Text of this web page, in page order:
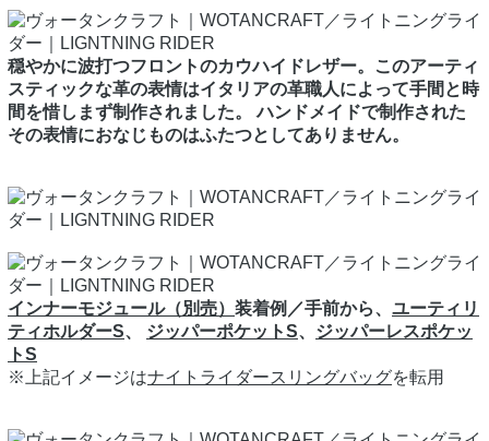
穏やかに波打つフロントのカウハイドレザー。このアーティ
スティックな革の表情はイタリアの革職人によって手間と時
間を惜しまず制作されました。 ハンドメイドで制作された
その表情におなじものはふたつとしてありません。
インナーモジュール（別売） 装着例／手前から、 ユーティリ
ティホルダーS、 ジッパーポケットS、 ジッパーレスポケッ
トS
※上記イメージはナイトライダースリングバッグを転用